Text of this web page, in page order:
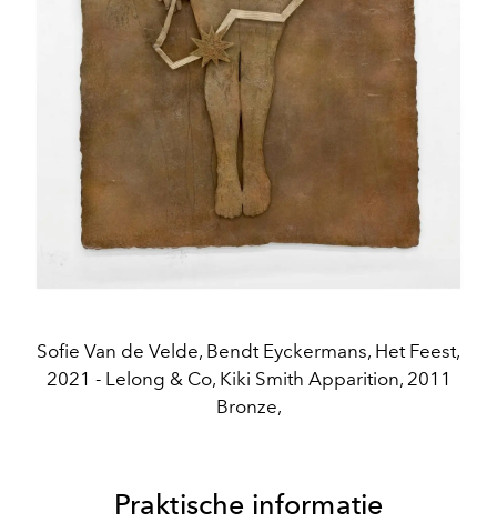
Sofie Van de Velde, Bendt Eyckermans, Het Feest,
2021 - Lelong & Co, Kiki Smith Apparition, 2011
Bronze,
Praktische informatie